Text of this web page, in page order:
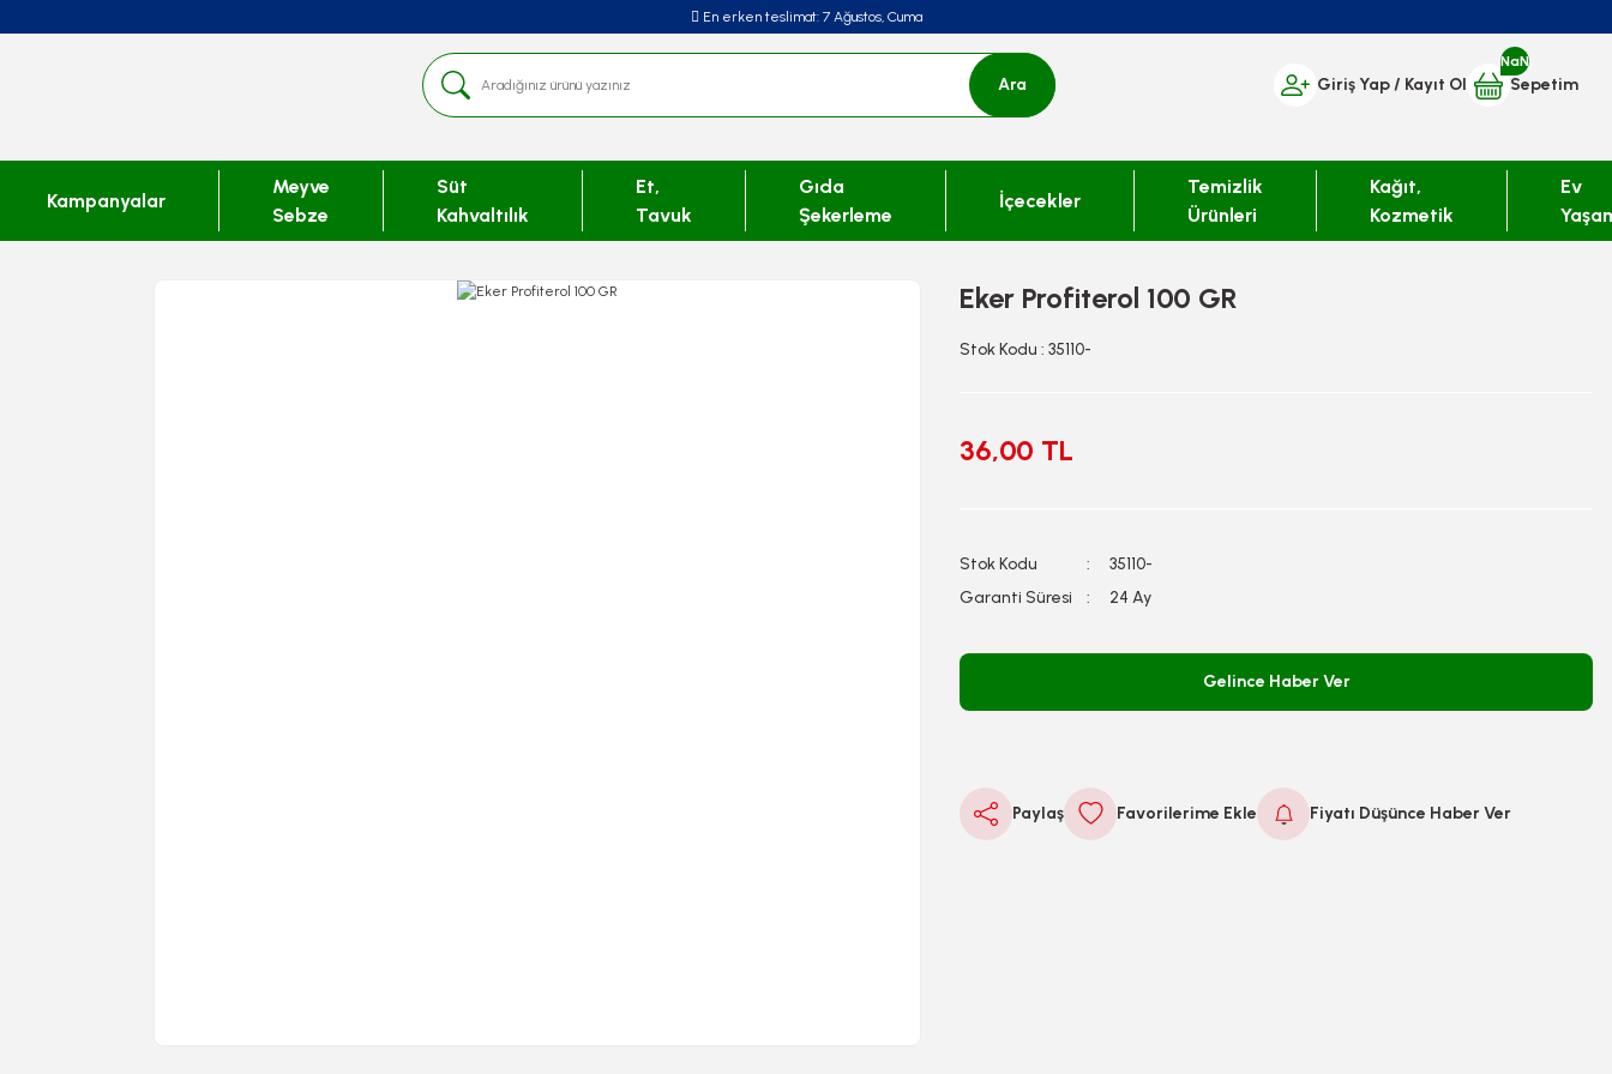
En erken teslimat: 7 Ağustos, Cuma
Ara Giriş Yap/ Kayıt Ol
NaN
Sepetim
Kampanyalar
Meyve
Sebze
Süt
Kahvaltılık
Et,
Tavuk
Gıda
Şekerleme
İçecekler
Temizlik
Ürünleri
Kağıt,
Kozmetik
Ev
Eker Profiterol 100 GR
Stok Kodu : 35110-
36,00 TL
Stok Kodu
35110-
Garanti Süresi
24 Ay
Gelince Haber Ver
Paylaş Fiyatı Düşünce Haber Ver